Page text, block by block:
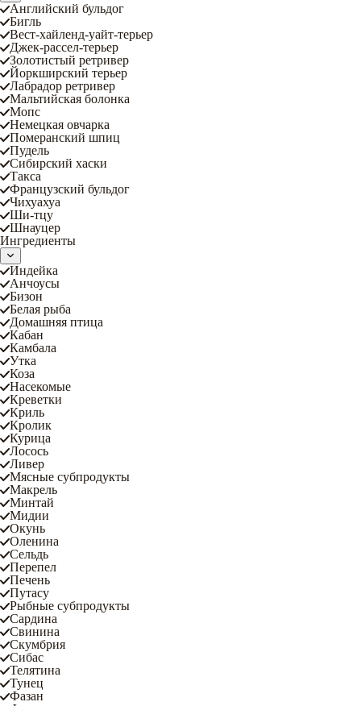
Английский бульдог
Бигль
Вест-хайленд-уайт-терьер
Джек-рассел-терьер
Золотистый ретривер
Йоркширский терьер
Лабрадор ретривер
Мальтийская болонка
Мопс
Немецкая овчарка
Померанский шпиц
Пудель
Сибирский хаски
Такса
Французский бульдог
Чихуахуа
Ши-тцу
Шнауцер
Ингредиенты
Индейка
Анчоусы
Бизон
Белая рыба
Домашняя птица
Кабан
Камбала
Утка
Коза
Насекомые
Креветки
Криль
Кролик
Курица
Лосось
Ливер
Мясные субпродукты
Макрель
Минтай
Мидии
Окунь
Оленина
Сельдь
Перепел
Печень
Путасу
Рыбные субпродукты
Сардина
Свинина
Скумбрия
Сибас
Телятина
Тунец
Фазан